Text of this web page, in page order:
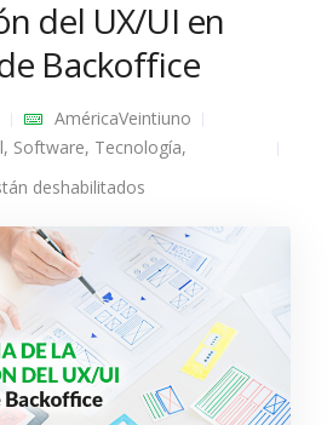
del UX/UI en
Backoffice
AméricaVeintiuno
, Software, Tecnología,
deshabilitados
UX/UI en desarrollos
de Backoffice